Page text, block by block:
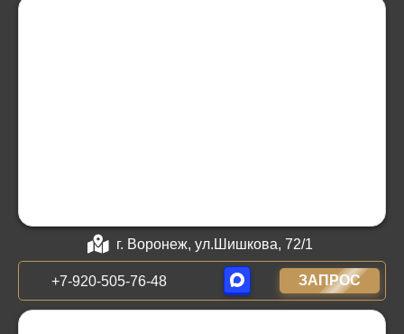
г. Воронеж, ул.Шишкова, 72/1
+7-920-505-76-48 ЗАПРОС